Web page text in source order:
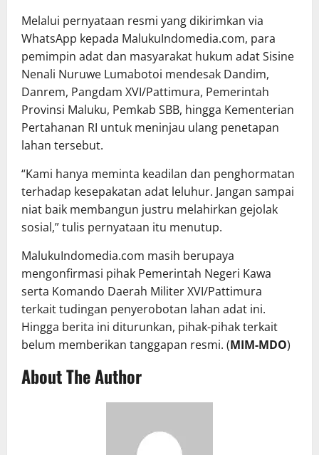
Melalui pernyataan resmi yang dikirimkan via
WhatsApp kepada MalukuIndomedia.com, para
pemimpin adat dan masyarakat hukum adat Sisine
Nenali Nuruwe Lumabotoi mendesak Dandim,
Danrem, Pangdam XVI/Pattimura, Pemerintah
Provinsi Maluku, Pemkab SBB, hingga Kementerian
Pertahanan RI untuk meninjau ulang penetapan
lahan tersebut.
“Kami hanya meminta keadilan dan penghormatan
terhadap kesepakatan adat leluhur. Jangan sampai
niat baik membangun justru melahirkan gejolak
sosial,” tulis pernyataan itu menutup.
MalukuIndomedia.com masih berupaya
mengonfirmasi pihak Pemerintah Negeri Kawa
serta Komando Daerah Militer XVI/Pattimura
terkait tudingan penyerobotan lahan adat ini.
Hingga berita ini diturunkan, pihak-pihak terkait
belum memberikan tanggapan resmi. (MIM-MDO)
About The Author